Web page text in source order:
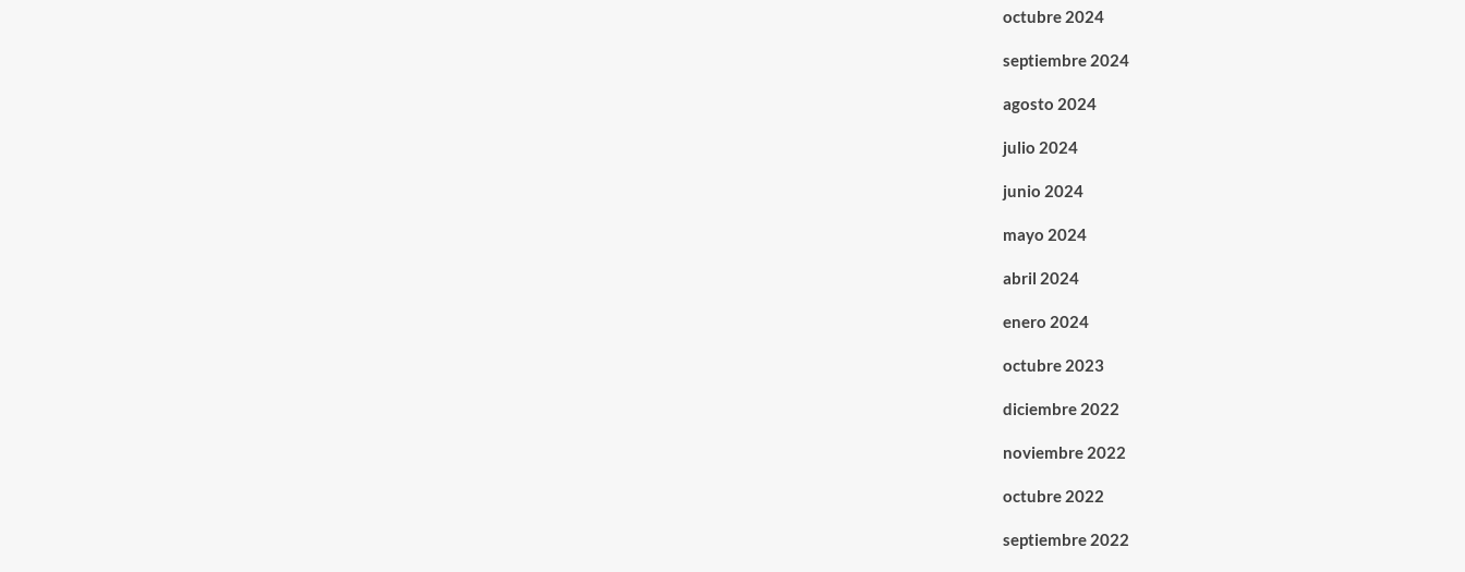
octubre 2024
septiembre 2024
agosto 2024
julio 2024
junio 2024
mayo 2024
abril 2024
enero 2024
octubre 2023
diciembre 2022
noviembre 2022
octubre 2022
septiembre 2022